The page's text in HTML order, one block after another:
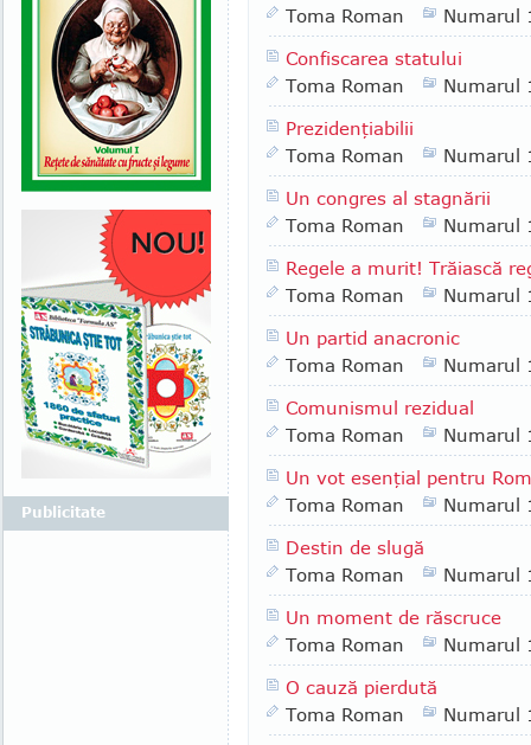
Toma Roman
Numarul
Confiscarea statului
Toma Roman
Numarul
Prezidenţiabilii
Toma Roman
Numarul
Un congres al stagnării
Toma Roman
Numarul
Regele a murit! Trăiască
Toma Roman
Numarul
Un partid anacronic
Toma Roman
Numarul
Comunismul rezidual
Toma Roman
Numarul
Un vot esenţial pentru
Toma Roman
Numarul
Destin de slugă
Toma Roman
Numarul
Un moment de răscruce
Toma Roman
Numarul
O cauză pierdută
Toma Roman
Numarul
Publicitate